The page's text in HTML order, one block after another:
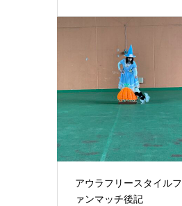
アウラフリースタイルフ
ァンマッチ後記